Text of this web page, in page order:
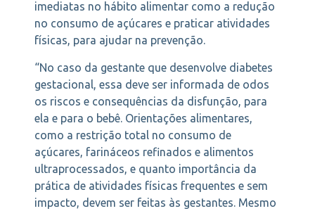
imediatas no hábito alimentar como a redução
no consumo de açúcares e praticar atividades
físicas, para ajudar na prevenção.
“No caso da gestante que desenvolve diabetes
gestacional, essa deve ser informada de odos
os riscos e consequências da disfunção, para
ela e para o bebê. Orientações alimentares,
como a restrição total no consumo de
açúcares, farináceos refinados e alimentos
ultraprocessados, e quanto importância da
prática de atividades físicas frequentes e sem
impacto, devem ser feitas às gestantes. Mesmo